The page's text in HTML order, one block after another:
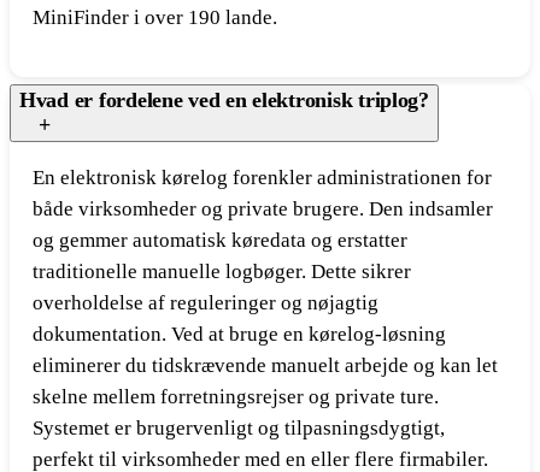
MiniFinder i over 190 lande.
Hvad er fordelene ved en elektronisk triplog?
En elektronisk kørelog forenkler administrationen for
både virksomheder og private brugere. Den indsamler
og gemmer automatisk køredata og erstatter
traditionelle manuelle logbøger. Dette sikrer
overholdelse af reguleringer og nøjagtig
dokumentation. Ved at bruge en kørelog-løsning
eliminerer du tidskrævende manuelt arbejde og kan let
skelne mellem forretningsrejser og private ture.
Systemet er brugervenligt og tilpasningsdygtigt,
perfekt til virksomheder med en eller flere firmabiler.